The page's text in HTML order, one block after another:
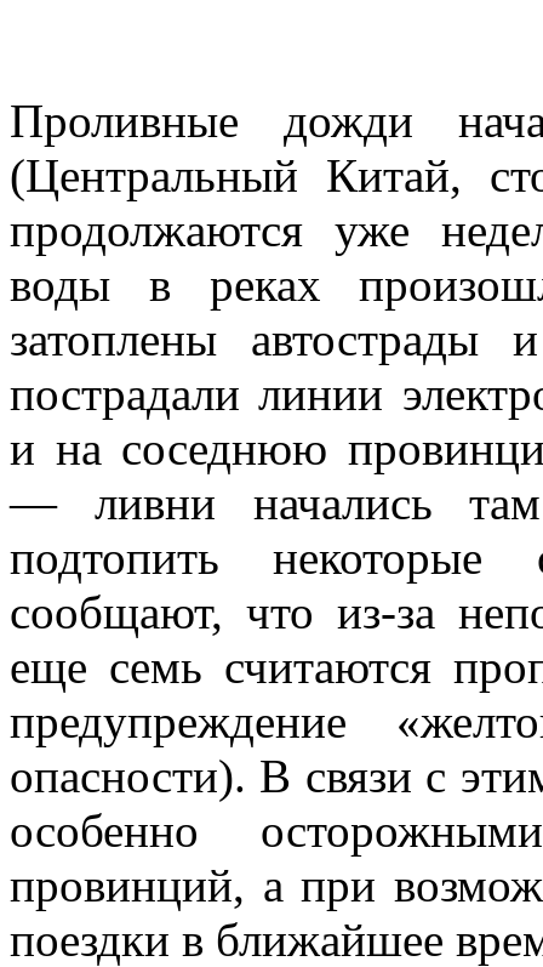
Проливные дожди
(Центральный Китай,
продолжаются уже
воды в реках
затоплены
пострадали линии
и на соседнюю
— ливни начались
подтопить некоторые
сообщают, что из-за
еще семь считаются
предупреждение
опасности). В связи с
особенно
провинций, а при
поездки в ближайшее